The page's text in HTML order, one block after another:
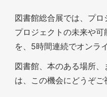
図書館総合展では、プロ
プロジェクトの未来や
を、5時間連続でオンラ
図書館、本のある場所
は、この機会にどうぞご